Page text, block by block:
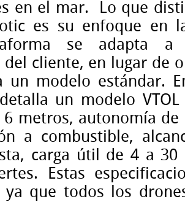
en el mar.
Lo que
es su enfoque en
se adapta a
del cliente, en lugar de
un modelo estándar.
un modelo
metros, autonomía de
a combustible,
carga útil de 4 a
Estas
ya que todos los